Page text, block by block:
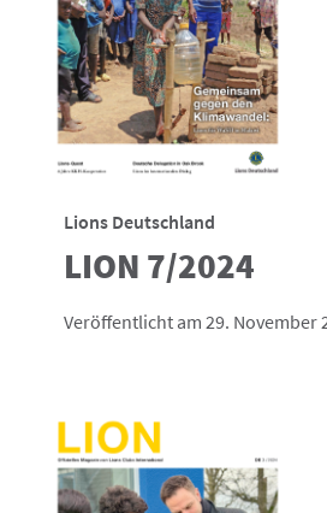
Lions Deutschland
LION 7/2024
Veröffentlicht am 29. November